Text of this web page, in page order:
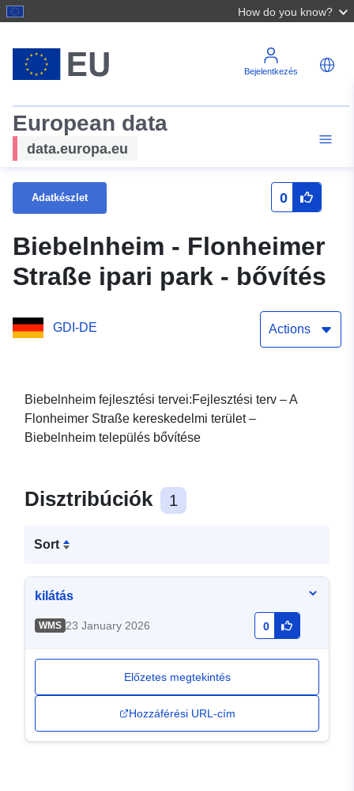
How do you know?
Bejelentkezés
European data
data.europa.eu
Adatkészlet 0
Biebelnheim - Flonheimer
Straße ipari park - bővítés
GDI-DE Actions
Biebelnheim fejlesztési tervei:Fejlesztési terv – A
Flonheimer Straße kereskedelmi terület –
Biebelnheim település bővítése
Disztribúciók 1
Sort
kilátás
WMS 23 January 2026 0
Előzetes megtekintés
Hozzáférési URL-cím